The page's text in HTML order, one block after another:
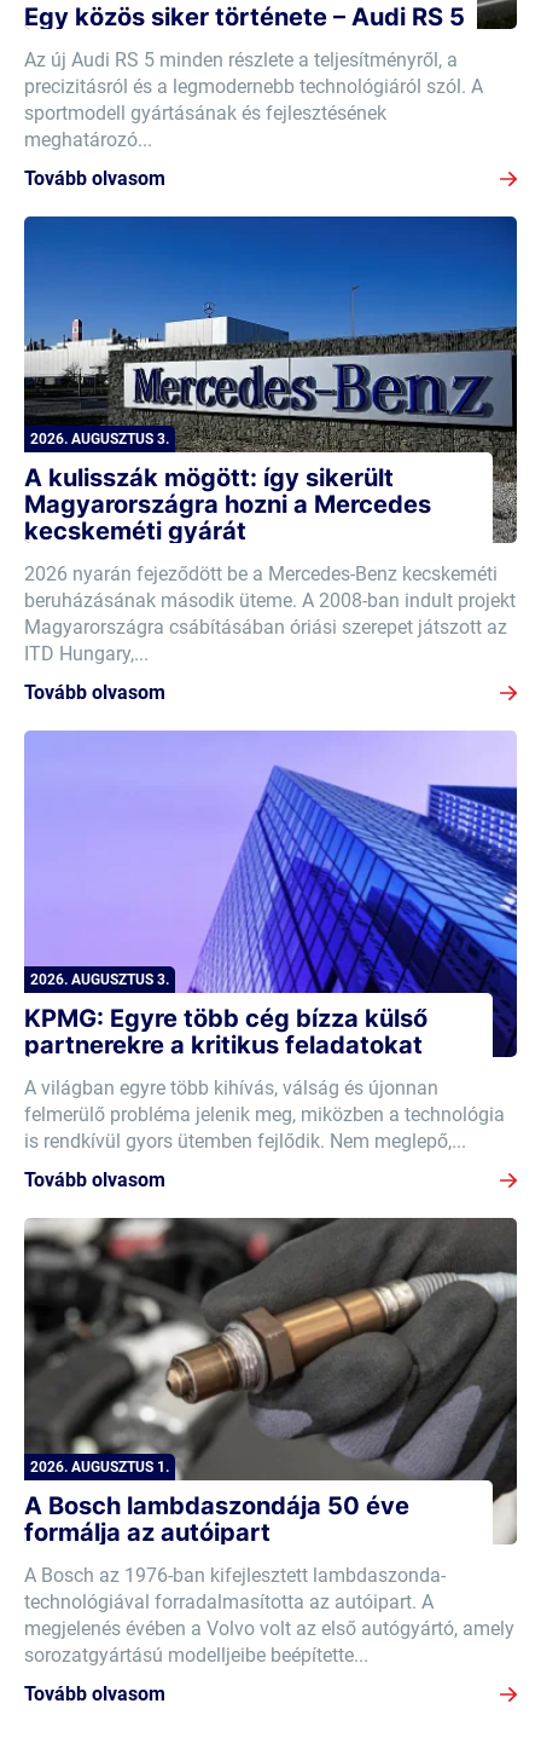
Egy közös siker története – Audi RS 5
Az új Audi RS 5 minden részlete a teljesítményről, a
precizitásról és a legmodernebb technológiáról szól. A
sportmodell gyártásának és fejlesztésének
meghatározó...
Tovább olvasom
2026. AUGUSZTUS 3.
A kulisszák mögött: így sikerült
Magyarországra hozni a Mercedes
kecskeméti gyárát
2026 nyarán fejeződött be a Mercedes-Benz kecskeméti
beruházásának második üteme. A 2008-ban indult projekt
Magyarországra csábításában óriási szerepet játszott az
ITD Hungary,...
Tovább olvasom
2026. AUGUSZTUS 3.
KPMG: Egyre több cég bízza külső
partnerekre a kritikus feladatokat
A világban egyre több kihívás, válság és újonnan
felmerülő probléma jelenik meg, miközben a technológia
is rendkívül gyors ütemben fejlődik. Nem meglepő,...
Tovább olvasom
2026. AUGUSZTUS 1.
A Bosch lambdaszondája 50 éve
formálja az autóipart
A Bosch az 1976-ban kifejlesztett lambdaszonda-
technológiával forradalmasította az autóipart. A
megjelenés évében a Volvo volt az első autógyártó, amely
sorozatgyártású modelljeibe beépítette...
Tovább olvasom